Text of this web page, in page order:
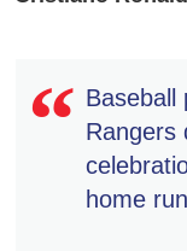
Baseball
Rangers
home